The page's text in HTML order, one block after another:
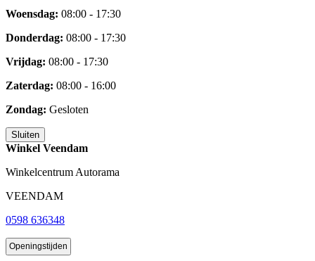
Woensdag: 08:00 - 17:30
Donderdag: 08:00 - 17:30
Vrijdag: 08:00 - 17:30
Zaterdag: 08:00 - 16:00
Zondag: Gesloten
Sluiten
Winkel Veendam
Winkelcentrum Autorama
VEENDAM
0598 636348
Openingstijden